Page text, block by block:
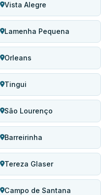
Vista Alegre
Lamenha Pequena
Orleans
Tingui
São Lourenço
Barreirinha
Tereza Glaser
Campo de Santana